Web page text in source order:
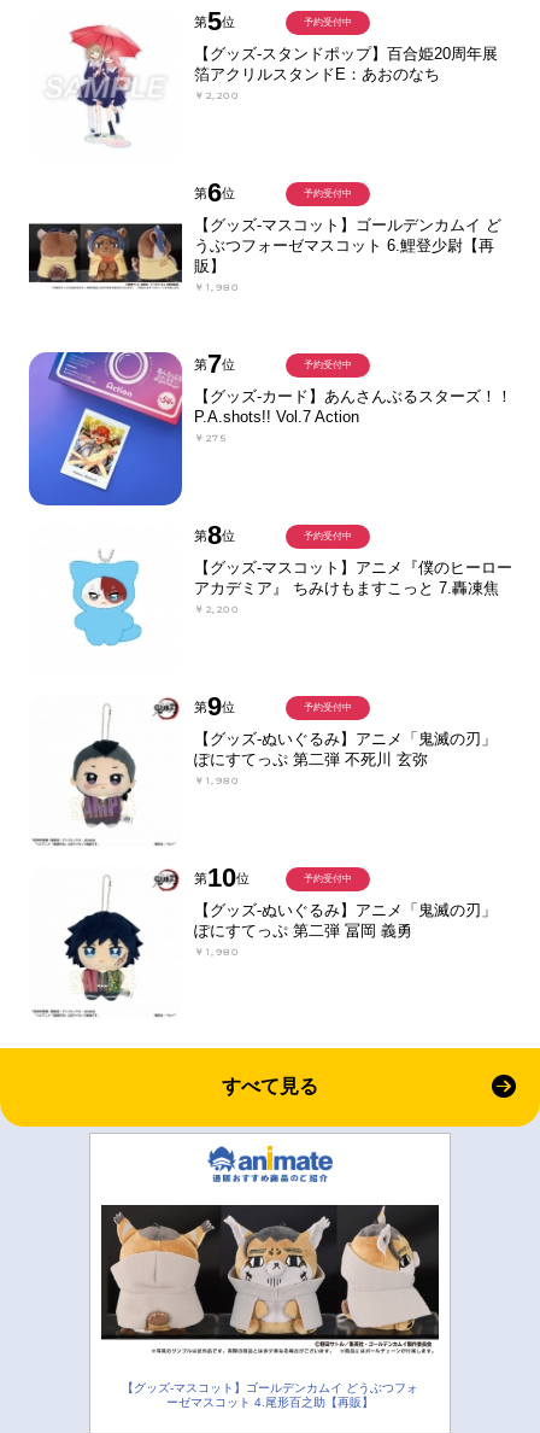
第5位
【グッズ-スタンドポップ】百合姫20周年展
箔アクリルスタンドE：あおのなち
￥2,200
予約受付中
第6位
【グッズ-マスコット】ゴールデンカムイ ど
うぶつフォーゼマスコット 6.鯉登少尉【再
販】
￥1,980
予約受付中
第7位
【グッズ-カード】あんさんぶるスターズ！！
P.A.shots!! Vol.7 Action
￥275
予約受付中
第8位
【グッズ-マスコット】アニメ『僕のヒーロー
アカデミア』 ちみけもますこっと 7.轟凍焦
￥2,200
予約受付中
第9位
【グッズ-ぬいぐるみ】アニメ「鬼滅の刃」
ぽにすてっぷ 第二弾 不死川 玄弥
￥1,980
予約受付中
第10位
【グッズ-ぬいぐるみ】アニメ「鬼滅の刃」
ぽにすてっぷ 第二弾 冨岡 義勇
￥1,980
予約受付中
すべて見る
【グッズ-マスコット】ゴールデンカムイ どうぶつフォ
ーゼマスコット 4.尾形百之助【再販】